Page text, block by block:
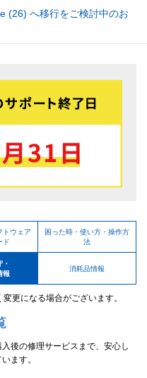
(26) へ移行をご検討中のお
トウェア
ド
困った時・使い方・操作方
法
・
報
消耗品情報
変更になる場合がございます。
後の修理サービスまで、安心し
ます。